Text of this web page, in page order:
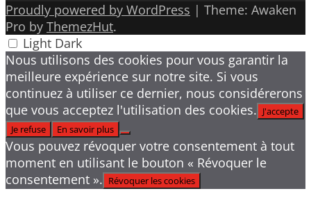
Proudly powered by WordPress | Theme: Awaken
Pro by ThemezHut.
Light Dark
Nous utilisons des cookies pour vous garantir la
meilleure expérience sur notre site. Si vous
continuez à utiliser ce dernier, nous considérerons
que vous acceptez l'utilisation des cookies. J'accepte
Je refuse
En savoir plus
Vous pouvez révoquer votre consentement à tout
moment en utilisant le bouton « Révoquer le
consentement ». Révoquer les cookies